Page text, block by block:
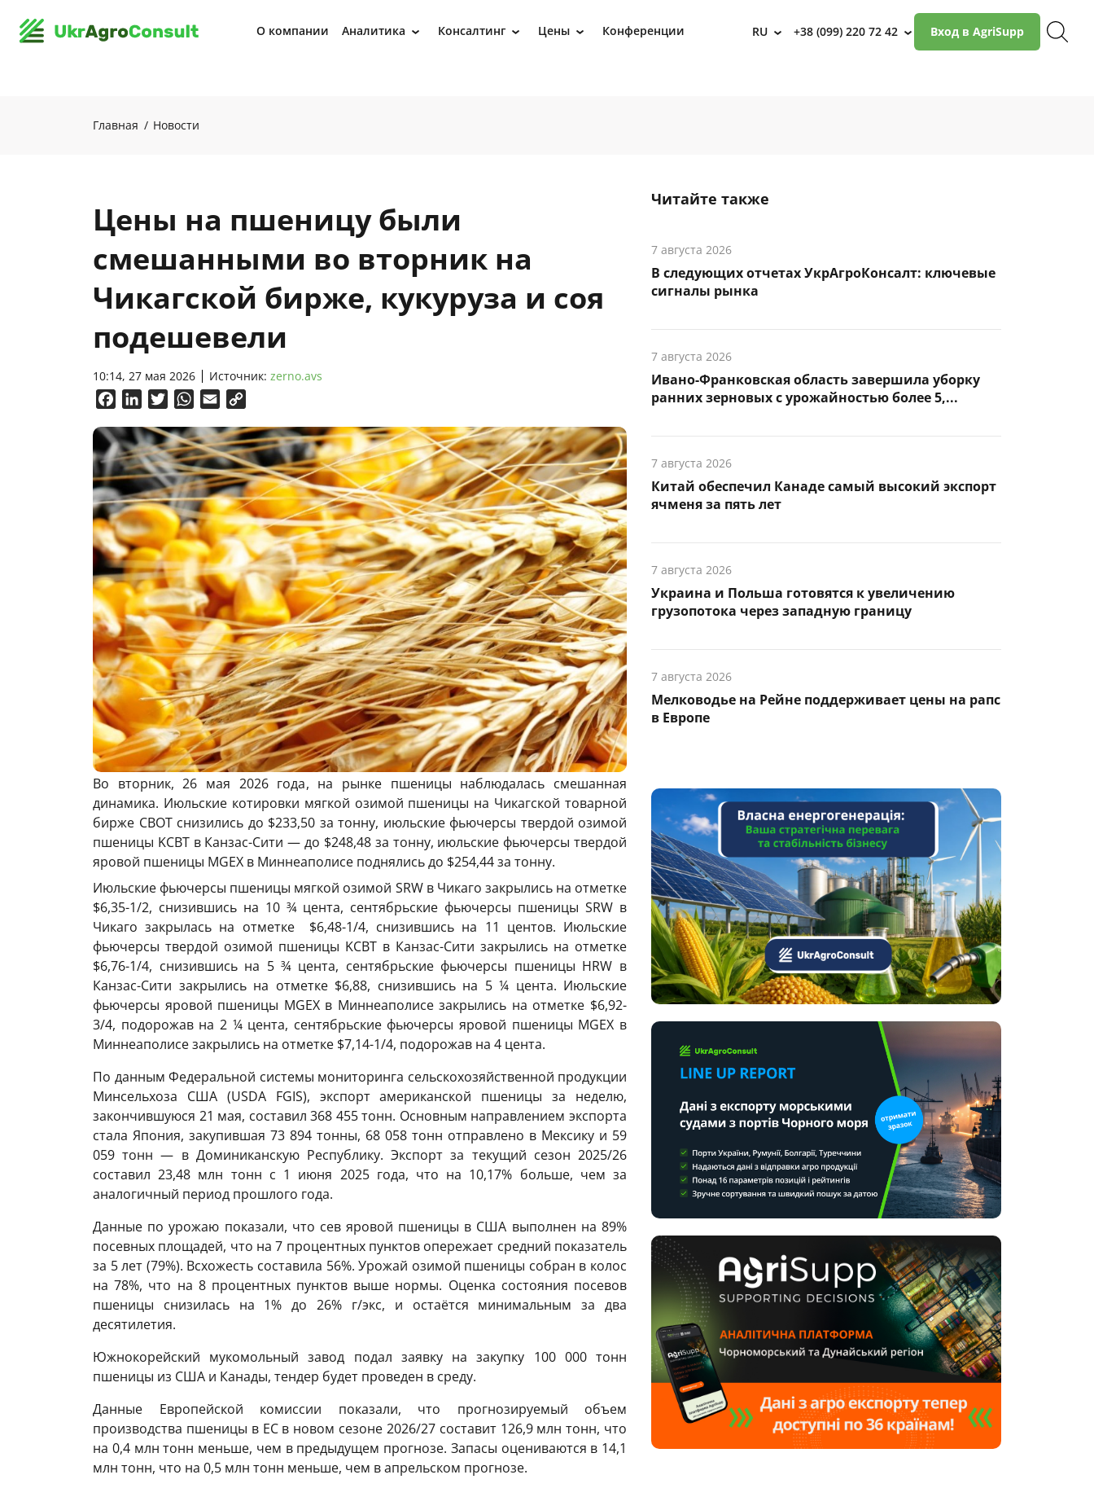
О компании Аналитика › Консалтинг › Цены › Конференции RU › +38 (099) 220 72 42 › Вход в AgriSupp
Главная Новости
Цены на пшеницу были
смешанными во вторник на
Чикагской бирже, кукуруза и соя
подешевели
10:14, 27 мая 2026 Источник: zerno.avs
FacebookLinkedInTwitterWhatsApp
Email
Во вторник, 26 мая 2026 года, на рынке пшеницы наблюдалась смешанная
динамика. Июльские котировки мягкой озимой пшеницы на Чикагской товарной
бирже CBOT снизились до $233,50 за тонну, июльские фьючерсы твердой озимой
пшеницы KCBT в Канзас-Сити — до $248,48 за тонну, июльские фьючерсы твердой
яровой пшеницы MGEХ в Миннеаполисе поднялись до $254,44 за тонну.
Июльские фьючерсы пшеницы мягкой озимой SRW в Чикаго закрылись на отметке
$6,35-1/2, снизившись на 10 ¾ цента, сентябрьские фьючерсы пшеницы SRW в
Чикаго закрылась на отметке $6,48-1/4, снизившись на 11 центов. Июльские
фьючерсы твердой озимой пшеницы KCBT в Канзас-Сити закрылись на отметке
$6,76-1/4, снизившись на 5 ¾ цента, сентябрьские фьючерсы пшеницы HRW в
Канзас-Сити закрылись на отметке $6,88, снизившись на 5 ¼ цента. Июльские
фьючерсы яровой пшеницы MGEХ в Миннеаполисе закрылись на отметке $6,92-
3/4, подорожав на 2 ¼ цента, сентябрьские фьючерсы яровой пшеницы MGEХ в
Миннеаполисе закрылись на отметке $7,14-1/4, подорожав на 4 цента.
По данным Федеральной системы мониторинга сельскохозяйственной продукции
Минсельхоза США (USDA FGIS), экспорт американской пшеницы за неделю,
закончившуюся 21 мая, составил 368 455 тонн. Основным направлением экспорта
стала Япония, закупившая 73 894 тонны, 68 058 тонн отправлено в Мексику и 59
059 тонн — в Доминиканскую Республику. Экспорт за текущий сезон 2025/26
составил 23,48 млн тонн с 1 июня 2025 года, что на 10,17% больше, чем за
аналогичный период прошлого года.
Данные по урожаю показали, что сев яровой пшеницы в США выполнен на 89%
посевных площадей, что на 7 процентных пунктов опережает средний показатель
за 5 лет (79%). Всхожесть составила 56%. Урожай озимой пшеницы собран в колос
на 78%, что на 8 процентных пунктов выше нормы. Оценка состояния посевов
пшеницы снизилась на 1% до 26% г/экс, и остаётся минимальным за два
десятилетия.
Южнокорейский мукомольный завод подал заявку на закупку 100 000 тонн
пшеницы из США и Канады, тендер будет проведен в среду.
Данные Европейской комиссии показали, что прогнозируемый объем
производства пшеницы в ЕС в новом сезоне 2026/27 составит 126,9 млн тонн, что
на 0,4 млн тонн меньше, чем в предыдущем прогнозе. Запасы оцениваются в 14,1
млн тонн, что на 0,5 млн тонн меньше, чем в апрельском прогнозе.
Читайте также
7 августа 2026
В следующих отчетах УкрАгроКонсалт: ключевые
сигналы рынка
7 августа 2026
Ивано-Франковская область завершила уборку
ранних зерновых с урожайностью более 5,...
7 августа 2026
Китай обеспечил Канаде самый высокий экспорт
ячменя за пять лет
7 августа 2026
Украина и Польша готовятся к увеличению
грузопотока через западную границу
7 августа 2026
Мелководье на Рейне поддерживает цены на рапс
в Европе